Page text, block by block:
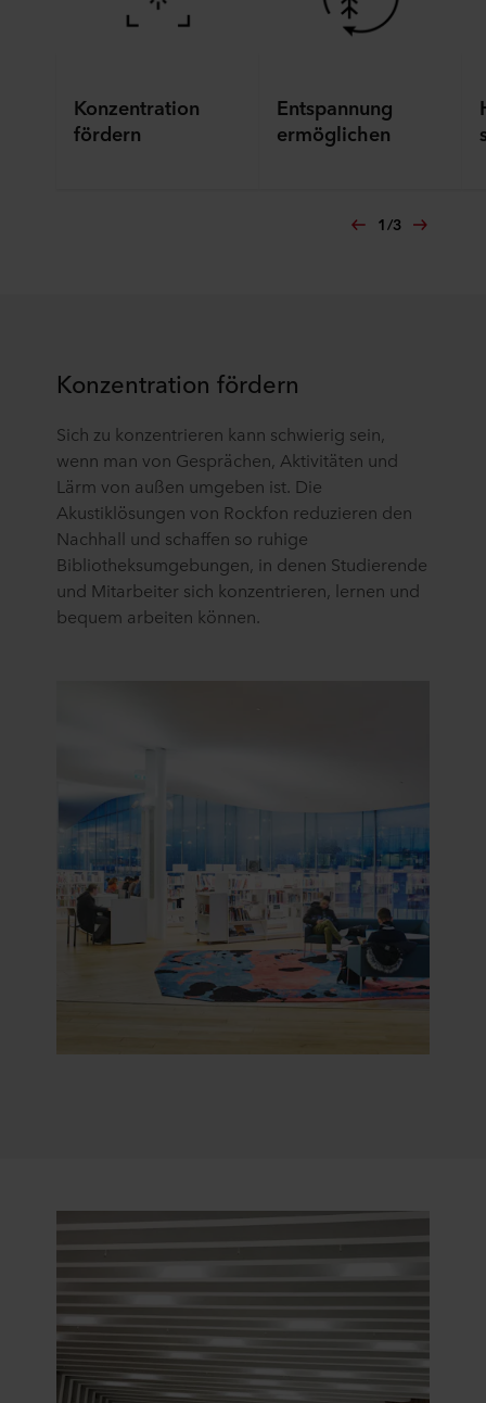
Konzentration
fördern
Entspannung
ermöglichen
1/3
Konzentration fördern
Sich zu konzentrieren kann schwierig sein,
wenn man von Gesprächen, Aktivitäten und
Lärm von außen umgeben ist. Die
Akustiklösungen von Rockfon reduzieren den
Nachhall und schaffen so ruhige
Bibliotheksumgebungen, in denen Studierende
und Mitarbeiter sich konzentrieren, lernen und
bequem arbeiten können.